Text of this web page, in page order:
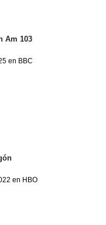
Am 103
en BBC
en HBO